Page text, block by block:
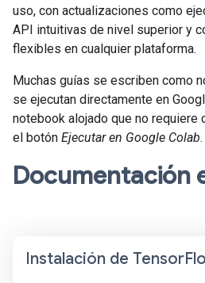
uso, con actualizaciones como
API intuitivas de nivel superior y
flexibles en cualquier plataforma.
Muchas guías se escriben como
se ejecutan directamente en
notebook alojado que no requiere
el botón Ejecutar en Google Colab.
Documentación
Instalación de Tensor